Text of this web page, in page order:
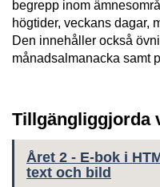
begrepp inom
högtider, veckans dagar,
Den innehåller också
månadsalmanacka samt
Tillgängliggjorda
Året 2 - E-bok i
text och bild